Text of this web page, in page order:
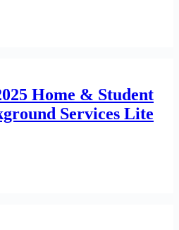
Home & Student
Services Lite